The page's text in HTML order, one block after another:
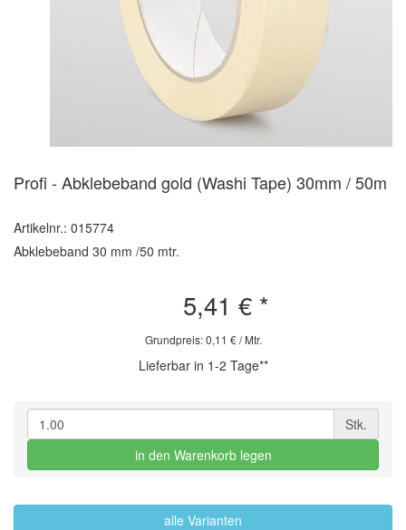
Profi - Abklebeband gold (Washi Tape) 30mm / 50m
Artikelnr.: 015774
Abklebeband 30 mm /50 mtr.
5,41 €*
Grundpreis: 0,11 € / Mtr.
Lieferbar in 1-2 Tage**
Stk.
in den Warenkorb legen
alle Varianten